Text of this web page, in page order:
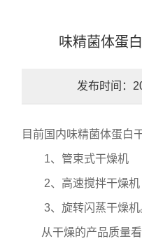
味精菌体蛋
发布时间：
目前国内味精菌体蛋白
1、管束式干燥机
2、高速搅拌干燥机
3、旋转闪蒸干燥机
从干燥的产品质量看